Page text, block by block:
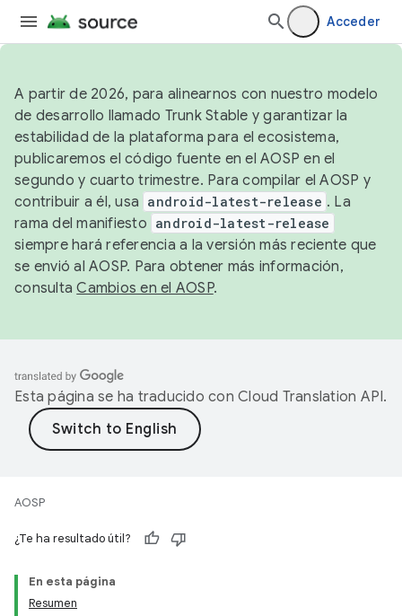
Acceder
A partir de 2026, para alinearnos con nuestro modelo
de desarrollo llamado Trunk Stable y garantizar la
estabilidad de la plataforma para el ecosistema,
publicaremos el código fuente en el AOSP en el
segundo y cuarto trimestre. Para compilar el AOSP y
contribuir a él, usa android-latest-release . La
rama del manifiesto android-latest-release
siempre hará referencia a la versión más reciente que
se envió al AOSP. Para obtener más información,
consultaCambios en el AOSP.
Esta página se ha traducido con Cloud Translation API.
AOSP
¿Te ha resultado útil?
En esta página
Resumen